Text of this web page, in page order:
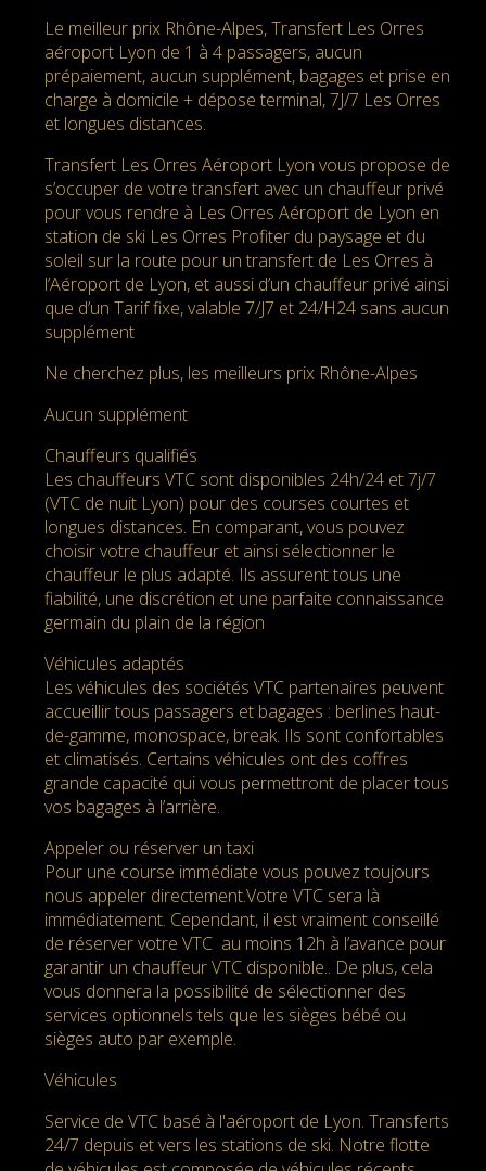
Le meilleur prix Rhône-Alpes, Transfert Les Orres
aéroport Lyon de 1 à 4 passagers, aucun
prépaiement, aucun supplément, bagages et prise en
charge à domicile + dépose terminal, 7J/7 Les Orres
et longues distances.
Transfert Les Orres Aéroport Lyon vous propose de
s’occuper de votre transfert avec un chauffeur privé
pour vous rendre à Les Orres Aéroport de Lyon en
station de ski Les Orres Profiter du paysage et du
soleil sur la route pour un transfert de Les Orres à
l’Aéroport de Lyon, et aussi d’un chauffeur privé ainsi
que d’un Tarif fixe, valable 7/J7 et 24/H24 sans aucun
supplément
Ne cherchez plus, les meilleurs prix Rhône-Alpes
Aucun supplément
Chauffeurs qualifiés
Les chauffeurs VTC sont disponibles 24h/24 et 7j/7
(VTC de nuit Lyon) pour des courses courtes et
longues distances. En comparant, vous pouvez
choisir votre chauffeur et ainsi sélectionner le
chauffeur le plus adapté. Ils assurent tous une
fiabilité, une discrétion et une parfaite connaissance
germain du plain de la région
Véhicules adaptés
Les véhicules des sociétés VTC partenaires peuvent
accueillir tous passagers et bagages : berlines haut-
de-gamme, monospace, break. Ils sont confortables
et climatisés. Certains véhicules ont des coffres
grande capacité qui vous permettront de placer tous
vos bagages à l’arrière.
Appeler ou réserver un taxi
Pour une course immédiate vous pouvez toujours
nous appeler directement.Votre VTC sera là
immédiatement. Cependant, il est vraiment conseillé
de réserver votre VTC au moins 12h à l’avance pour
garantir un chauffeur VTC disponible.. De plus, cela
vous donnera la possibilité de sélectionner des
services optionnels tels que les sièges bébé ou
sièges auto par exemple.
Véhicules
Service de VTC basé à l'aéroport de Lyon. Transferts
24/7 depuis et vers les stations de ski. Notre flotte